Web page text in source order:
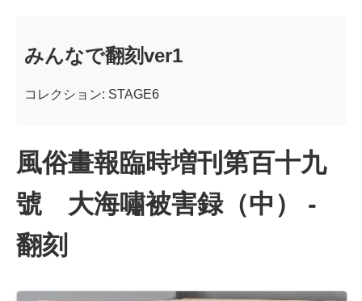
みんなで翻刻ver1
コレクション: STAGE6
風俗畫報臨時増刊第百十九
號 大海嘯被害録（中） -
翻刻